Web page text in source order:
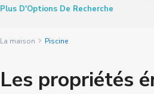
Plus D'Options De Recherche
La maison Piscine
Les propriétés